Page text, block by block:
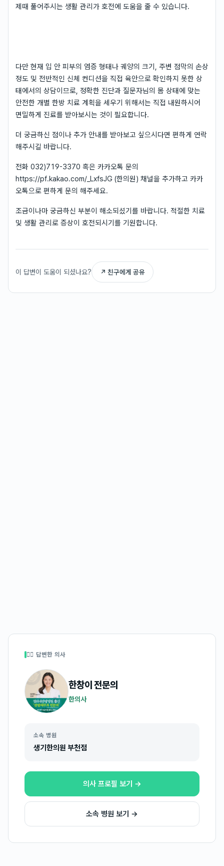
제때 풀어주시는 생활 관리가 호전에 도움을 줄 수 있습니다.
다만 현재 입 안 피부의 염증 형태나 궤양의 크기, 주변 점막의 손상
정도 및 전반적인 신체 컨디션을 직접 육안으로 확인하지 못한 상
태에서의 상담이므로, 정확한 진단과 질문자님의 몸 상태에 맞는
안전한 개별 한방 치료 계획을 세우기 위해서는 직접 내원하시어
면밀하게 진료를 받아보시는 것이 필요합니다.
더 궁금하신 점이나 추가 안내를 받아보고 싶으시다면 편하게 연락
해주시길 바랍니다.
전화 032)719-3370 혹은 카카오톡 문의
https://pf.kakao.com/_LxfsJG (한의원) 채널을 추가하고 카카
오톡으로 편하게 문의 해주세요.
조금이나마 궁금하신 부분이 해소되셨기를 바랍니다. 적절한 치료
및 생활 관리로 증상이 호전되시기를 기원합니다.
이 답변이 도움이 되셨나요? ↗ 친구에게 공유
👩‍⚕️ 답변한 의사
한창이전문의
한의사
소속 병원
생기한의원 부천점
의사 프로필 보기 →
소속 병원 보기 →